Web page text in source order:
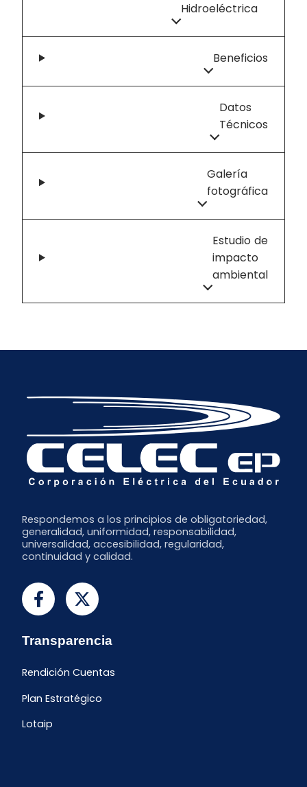
Hidroeléctrica
Beneficios
Datos
Técnicos
Galería
fotográfica
Estudio de
impacto
ambiental
Respondemos a los principios de obligatoriedad,
generalidad, uniformidad, responsabilidad,
universalidad, accesibilidad, regularidad,
continuidad y calidad.
Transparencia
Rendición Cuentas
Plan Estratégico
Lotaip